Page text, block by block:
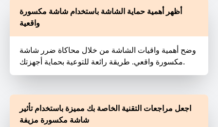
أظهر أهمية حماية الشاشة باستخدام شاشة مكسورة
واقعية
وضح أهمية واقيات الشاشة من خلال محاكاة ضرر شاشة
مكسورة واقعي. طريقة رائعة للتوعية بحماية أجهزتك.
اجعل مراجعات التقنية الخاصة بك مميزة باستخدام تأثير
شاشة مكسورة مزيفة